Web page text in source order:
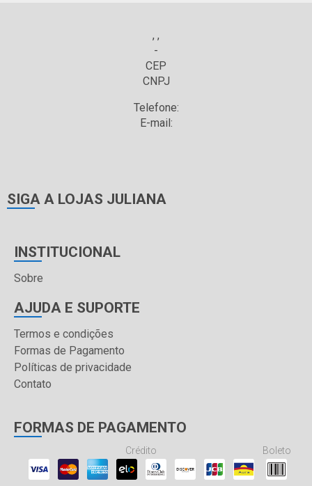
, ,
-
CEP
CNPJ
Telefone:
E-mail:
SIGA A LOJAS JULIANA
INSTITUCIONAL
Sobre
AJUDA E SUPORTE
Termos e condições
Formas de Pagamento
Políticas de privacidade
Contato
FORMAS DE PAGAMENTO
Crédito Boleto